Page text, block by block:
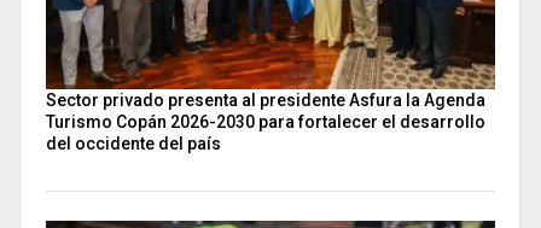
Sector privado presenta al presidente Asfura la Agenda
Turismo Copán 2026-2030 para fortalecer el desarrollo
del occidente del país